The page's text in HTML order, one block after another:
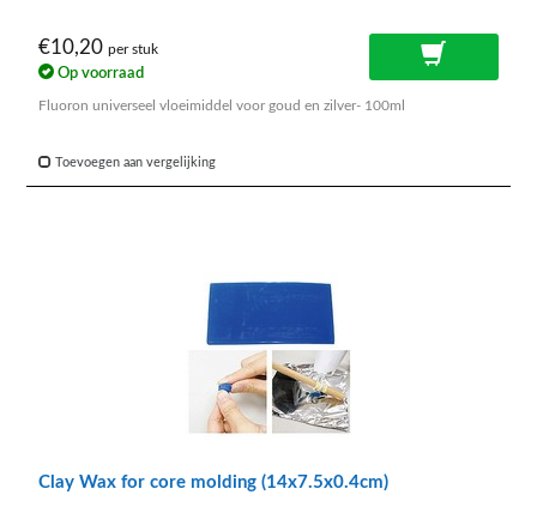
€10,20 per stuk
Op voorraad
Fluoron universeel vloeimiddel voor goud en zilver- 100ml
Toevoegen aan vergelijking
Clay Wax for core molding (14x7.5x0.4cm)